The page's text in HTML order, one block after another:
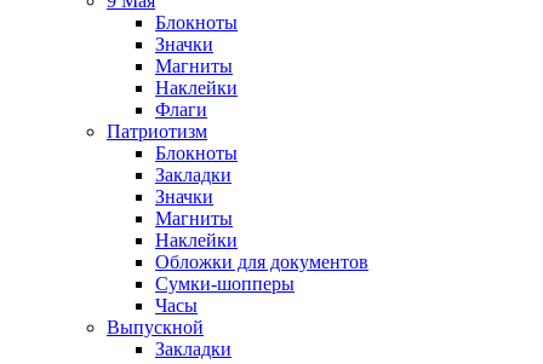
Блокноты
Значки
Магниты
Наклейки
Флаги
Патриотизм
Блокноты
Закладки
Значки
Магниты
Наклейки
Обложки для документов
Сумки-шопперы
Часы
Выпускной
Закладки